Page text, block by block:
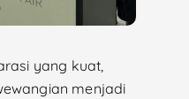
yang kuat,
menjadi